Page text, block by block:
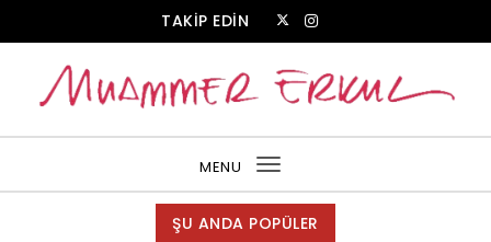
TAKİP EDİN
MENU
Toggle
navigation
ŞU ANDA POPÜLER